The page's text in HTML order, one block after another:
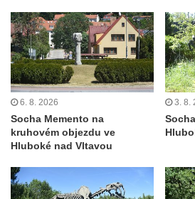
Socha na náměstí J. V. Kamarýta ve
Velešíně
Pomník J. V. Kamarýta v Krumlovské
Velešíně
Pamětní deska arcibiskupa Micara ve
vstupu do poutního místa Římov
Plastika Koule v Gutenbergově ulici v
Liberci
Pamětní deska Vojtěcha Kocmicha na
6. 8. 2026
Socha Memento na
kruhovém objezdu ve
Hluboké nad Vltavou
3. 8.